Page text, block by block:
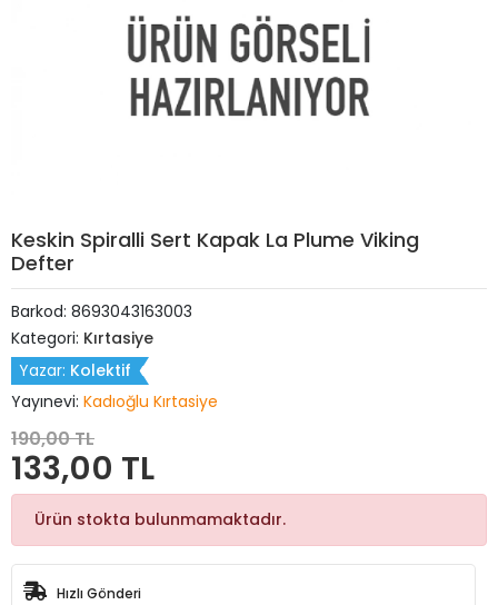
Keskin Spiralli Sert Kapak La Plume Viking
Defter
Barkod: 8693043163003
Kategori: Kırtasiye
Yazar: Kolektif
Yayınevi: Kadıoğlu Kırtasiye
190,00 TL
133,00 TL
Ürün stokta bulunmamaktadır.
Hızlı Gönderi